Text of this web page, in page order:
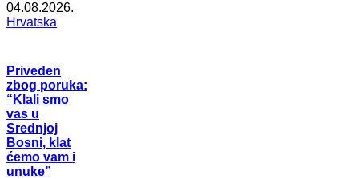
04.08.2026.
Hrvatska
Priveden
zbog poruka:
“Klali smo
vas u
Srednjoj
Bosni, klat
ćemo vam i
unuke”